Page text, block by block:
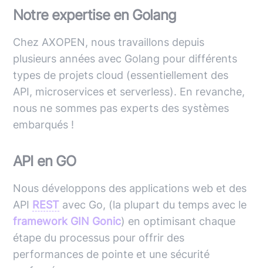
Notre expertise en Golang
Chez AXOPEN, nous travaillons depuis
plusieurs années avec Golang pour différents
types de projets cloud (essentiellement des
API, microservices et serverless). En revanche,
nous ne sommes pas experts des systèmes
embarqués !
API en GO
Nous développons des applications web et des
API REST avec Go, (la plupart du temps avec le
framework GIN Gonic) en optimisant chaque
étape du processus pour offrir des
performances de pointe et une sécurité